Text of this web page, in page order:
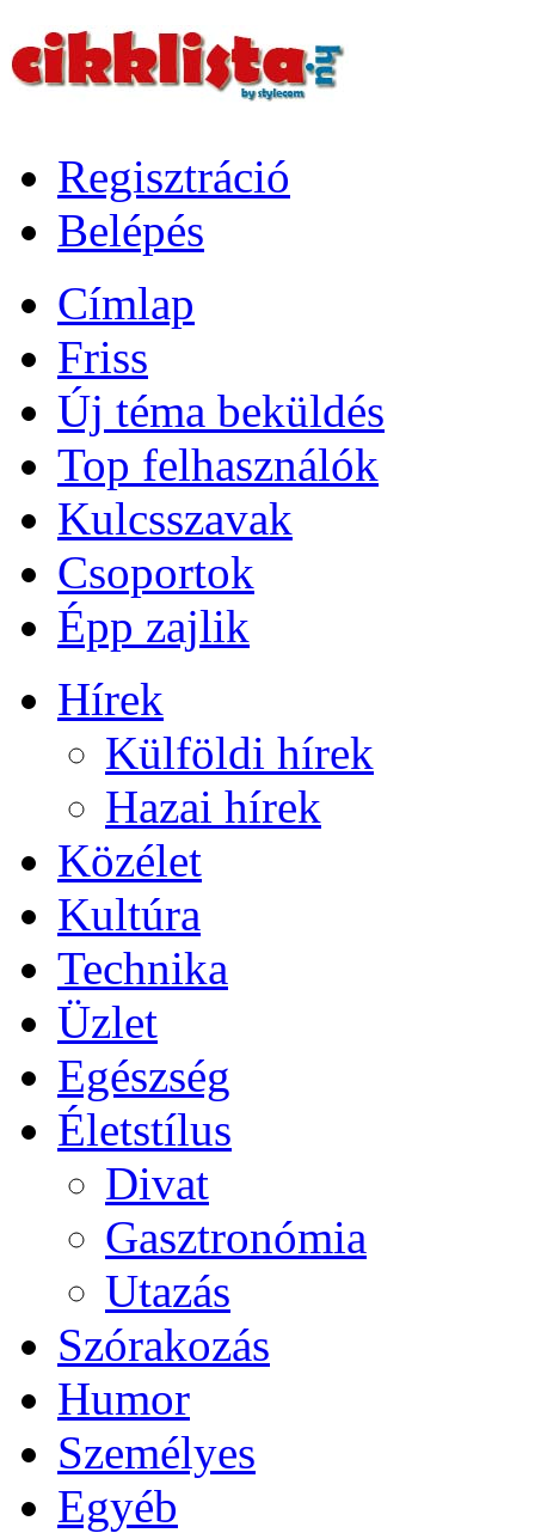
Regisztráció
Belépés
Címlap
Friss
Új téma beküldés
Top felhasználók
Kulcsszavak
Csoportok
Épp zajlik
Hírek
Külföldi hírek
Hazai hírek
Közélet
Kultúra
Technika
Üzlet
Egészség
Életstílus
Divat
Gasztronómia
Utazás
Szórakozás
Humor
Személyes
Egyéb